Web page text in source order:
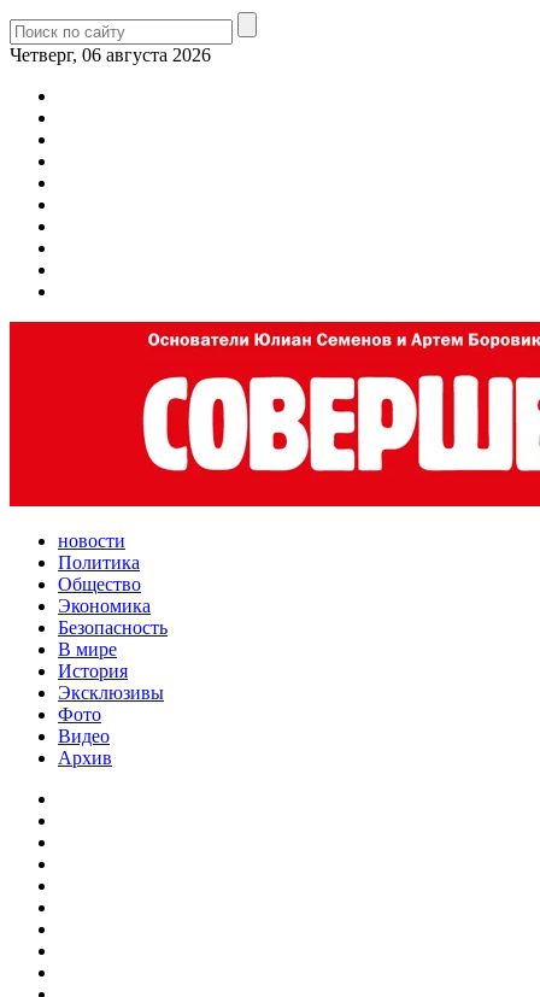
Четверг, 06 августа 2026
новости
Политика
Общество
Экономика
Безопасность
В мире
История
Эксклюзивы
Фото
Видео
Архив